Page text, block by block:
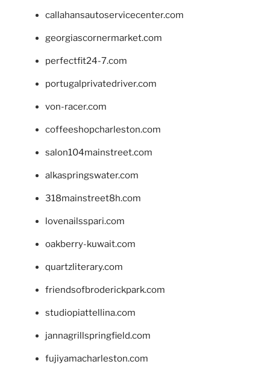
callahansautoservicecenter.com
georgiascornermarket.com
perfectfit24-7.com
portugalprivatedriver.com
von-racer.com
coffeeshopcharleston.com
salon104mainstreet.com
alkaspringswater.com
318mainstreet8h.com
lovenailsspari.com
oakberry-kuwait.com
quartzliterary.com
friendsofbroderickpark.com
studiopiattellina.com
jannagrillspringfield.com
fujiyamacharleston.com